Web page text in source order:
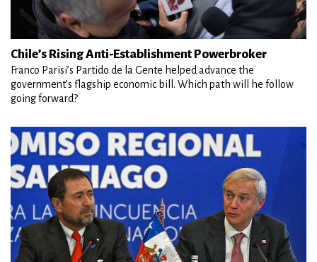
Chile’s Rising Anti-Establishment Powerbroker
Franco Parisi’s Partido de la Gente helped advance the
government’s flagship economic bill. Which path will he follow
going forward?